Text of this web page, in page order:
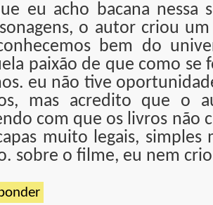
eu acho bacana nessa
o autor criou
bem do
paixão de que como se
eu não tive
mas acredito que o
com que os livros não
muito legais, simples
sobre o filme, eu nem